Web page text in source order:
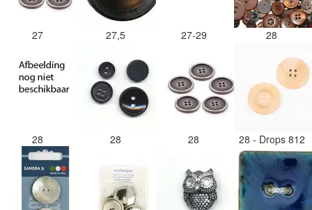
27 27,5 27-29 28
28 28 28 28 - Drops 812